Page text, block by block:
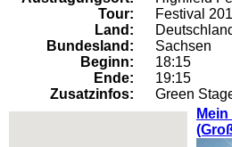
Tour:
Festival
Land:
Bundesland:
Sachsen
Beginn:
18:15
Ende:
19:15
Zusatzinfos:
Green